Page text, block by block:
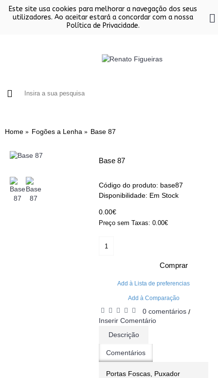
Este site usa cookies para melhorar a navegação dos seus
utilizadores. Ao aceitar estará a concordar com a nossa
Política de Privacidade.
Home Fogões a Lenha Base 87
Base 87
Código do produto: base87
Disponibilidade: Em Stock
0.00€
Preço sem Taxas: 0.00€
Comprar
Add à Lista de preferencias
Add à Comparação
0 comentários /
Inserir Comentário
Descrição
Comentários
Portas Foscas, Puxador